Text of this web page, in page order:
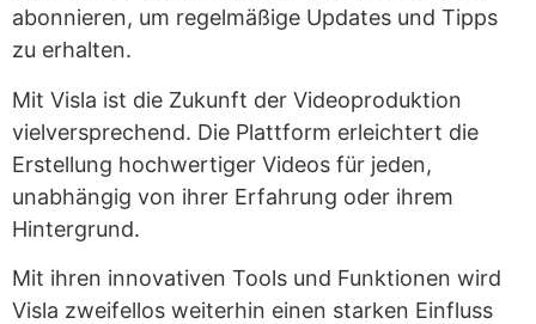
abonnieren, um regelmäßige Updates und Tipps
zu erhalten.
Mit Visla ist die Zukunft der Videoproduktion
vielversprechend. Die Plattform erleichtert die
Erstellung hochwertiger Videos für jeden,
unabhängig von ihrer Erfahrung oder ihrem
Hintergrund.
Mit ihren innovativen Tools und Funktionen wird
Visla zweifellos weiterhin einen starken Einfluss